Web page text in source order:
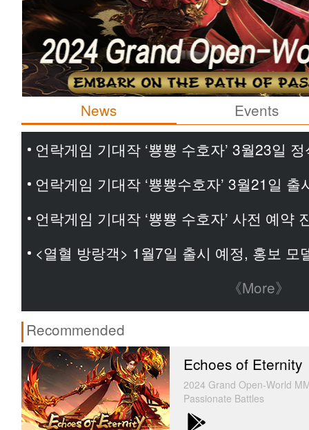
News
Events
언락게임 기대작 ‘뿅뿅 수호자’ 3월23일
언락게임 기대작 ‘뿅뿅수호자’ 3월21일 출
언락게임 기대작 ‘뿅뿅 수호자’ 사전 예약
<열혈 방랑객> 1월7일 출시 예정, 홍보 모
《More》
Recommended
Echoes of Eternity
2024 Grand Open-World
Passionate Battles